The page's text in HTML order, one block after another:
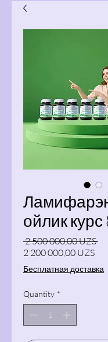
ойлик курс
2 500 000,00 UZS
2 200 000,00 UZS
Бесплатная доставка
Quantity *